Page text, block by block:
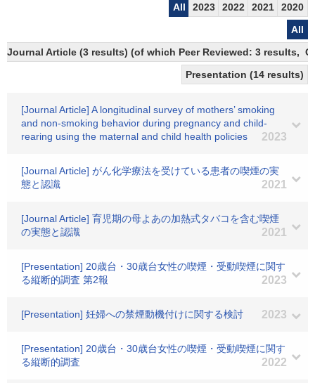
All 2023 2022 2021
2020
All
Journal Article (3 results) (of which Peer Reviewed: 3 results,
Presentation (14 results)
[Journal Article] A longitudinal survey of mothers’ smoking
and non-smoking behavior during pregnancy and child-
rearing using the maternal and child health policies
2023
[Journal Article] がん化学療法を受けている患者の喫煙の実
態と認識
2021
[Journal Article] 育児期の母よあの加熱式タバコを含む喫煙
の実態と認識
2021
[Presentation] 20歳台・30歳台女性の喫煙・受動喫煙に関す
る縦断的調査 第2報
2023
[Presentation] 妊婦への禁煙動機付けに関する検討 2023
[Presentation] 20歳台・30歳台女性の喫煙・受動喫煙に関す
る縦断的調査
2022